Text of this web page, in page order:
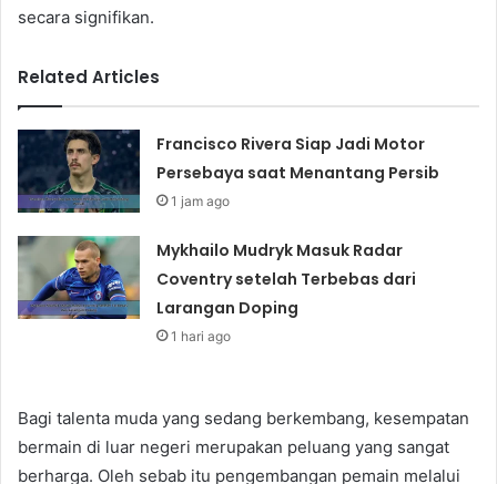
secara signifikan.
Related Articles
Francisco Rivera Siap Jadi Motor
Persebaya saat Menantang Persib
1 jam ago
Mykhailo Mudryk Masuk Radar
Coventry setelah Terbebas dari
Larangan Doping
1 hari ago
Bagi talenta muda yang sedang berkembang, kesempatan
bermain di luar negeri merupakan peluang yang sangat
berharga. Oleh sebab itu pengembangan pemain melalui